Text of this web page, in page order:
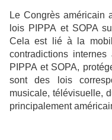
Le Congrès américain
lois PIPPA et SOPA
Cela est lié à la
contradictions
PIPPA et SOPA,
sont des lois
musicale, télévisuelle,
principalement